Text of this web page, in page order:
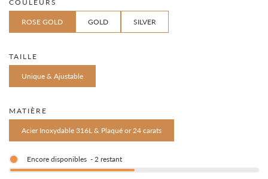
en
solde
régulier
COULEURS
ROSE GOLD GOLD SILVER
TAILLE
Unique & Ajustable
MATIÈRE
Acier Inoxydable 316L & Plaqué or 24 carats
Encore disponibles - 2 restant
Boite-